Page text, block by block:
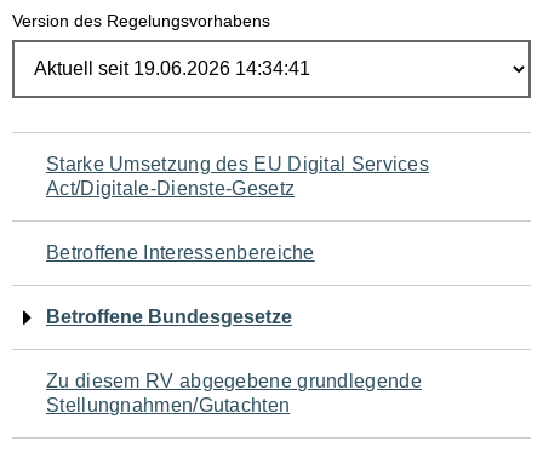
Version des Regelungsvorhabens
Navigation
für
den
Seiteninhalt
Starke Umsetzung des EU Digital Services
Act/Digitale-Dienste-Gesetz
Betroffene Interessenbereiche
Betroffene Bundesgesetze
Zu diesem RV abgegebene grundlegende
Stellungnahmen/Gutachten